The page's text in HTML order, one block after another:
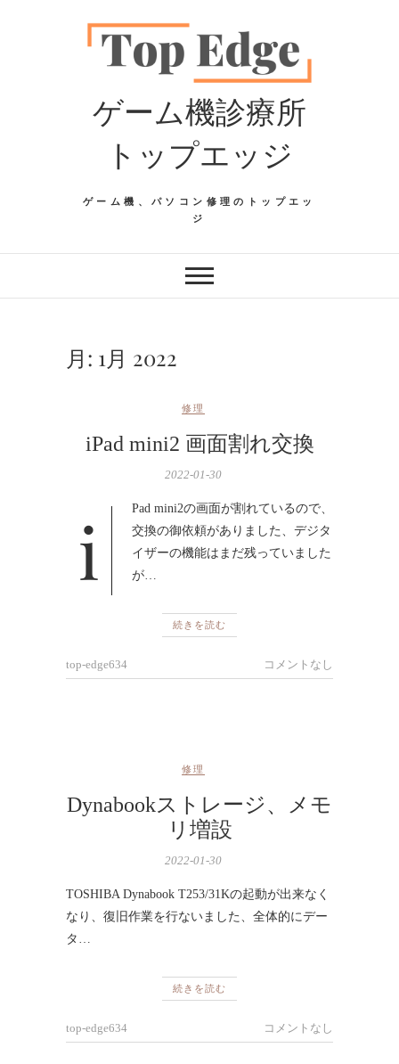
ゲーム機診療所
トップエッジ
ゲーム機、パソコン修理のトップエッ
ジ
月: 1月 2022
修理
iPad mini2 画面割れ交換
2022-01-30
iPad mini2の画面が割れているので、
交換の御依頼がありました、デジタ
イザーの機能はまだ残っていました
が…
続きを読む
top-edge634 コメントなし
修理
Dynabookストレージ、メモ
リ増設
2022-01-30
TOSHIBA Dynabook T253/31Kの起動が出来なく
なり、復旧作業を行ないました、全体的にデー
タ…
続きを読む
top-edge634 コメントなし